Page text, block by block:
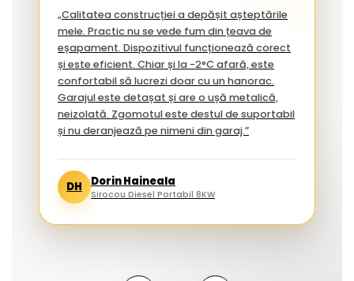
„Calitatea construcției a depășit așteptările
mele. Practic nu se vede fum din țeava de
eșapament. Dispozitivul funcționează corect
și este eficient. Chiar și la -2°C afară, este
confortabil să lucrezi doar cu un hanorac.
Garajul este detașat și are o ușă metalică,
neizolată. Zgomotul este destul de suportabil
și nu deranjează pe nimeni din garaj.”
DH Dorin Haineala
Sirocou Diesel Portabil 8KW